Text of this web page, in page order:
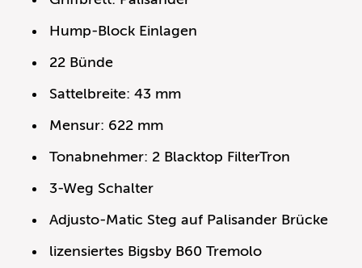
Hump-Block Einlagen
22 Bünde
Sattelbreite: 43 mm
Mensur: 622 mm
Tonabnehmer: 2 Blacktop FilterTron
3-Weg Schalter
Adjusto-Matic Steg auf Palisander Brücke
lizensiertes Bigsby B60 Tremolo